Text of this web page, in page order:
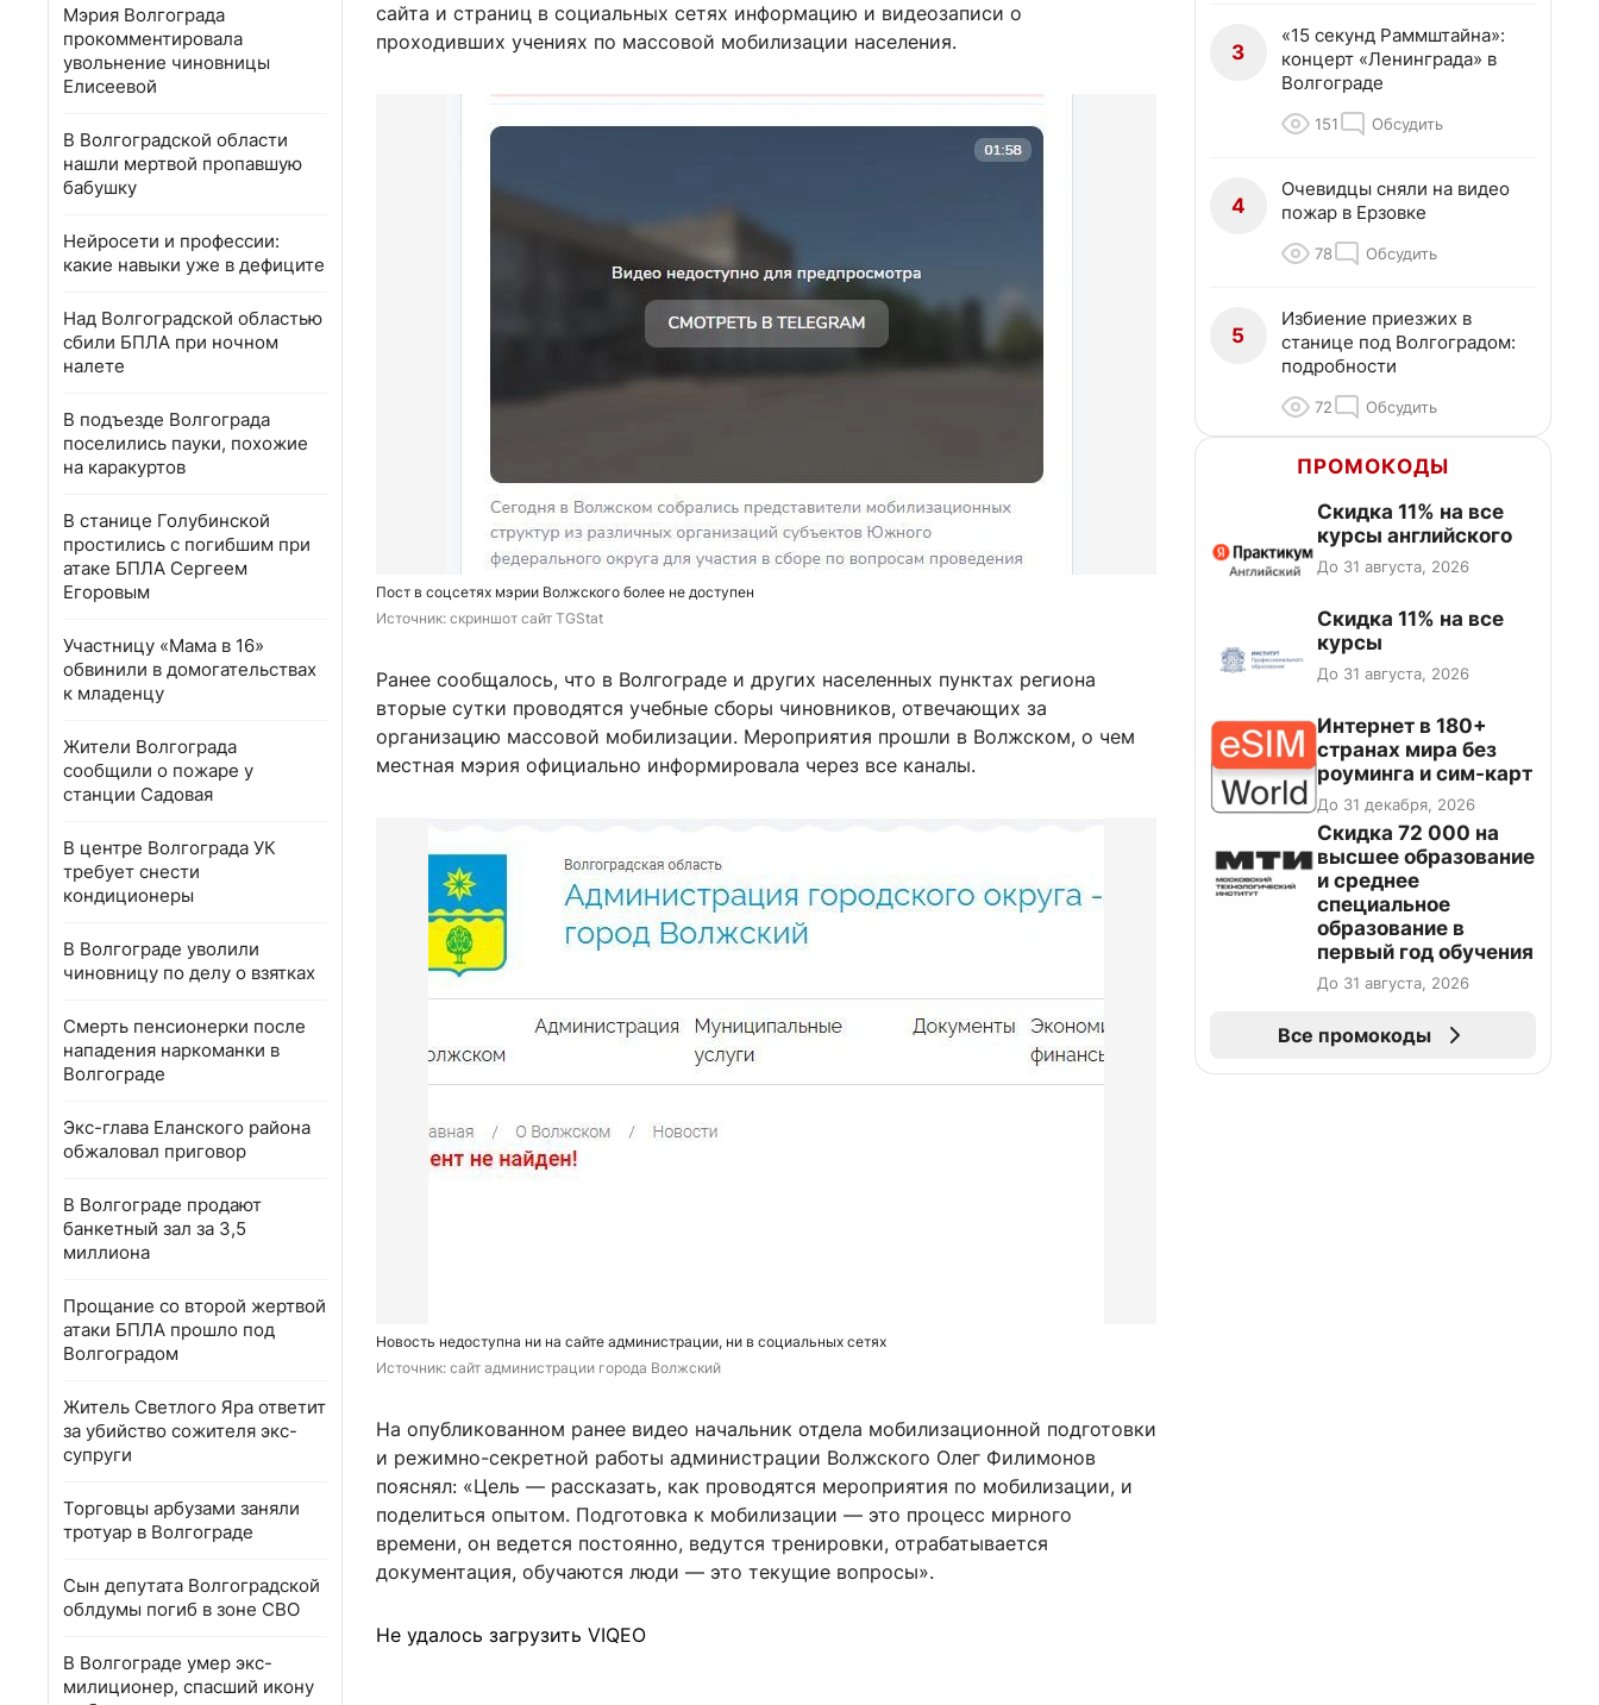
Мэрия Волгограда
прокомментировала
увольнение чиновницы
Елисеевой
В Волгоградской области
нашли мертвой пропавшую
бабушку
Нейросети и профессии:
какие навыки уже в дефиците
Над Волгоградской областью
сбили БПЛА при ночном
налете
В подъезде Волгограда
поселились пауки, похожие
на каракуртов
В станице Голубинской
простились с погибшим при
атаке БПЛА Сергеем
Егоровым
Участницу «Мама в 16»
обвинили в домогательствах
к младенцу
Жители Волгограда
сообщили о пожаре у
станции Садовая
В центре Волгограда УК
требует снести
кондиционеры
В Волгограде уволили
чиновницу по делу о взятках
Смерть пенсионерки после
нападения наркоманки в
Волгограде
Экс-глава Еланского района
обжаловал приговор
В Волгограде продают
банкетный зал за 3,5
миллиона
Прощание со второй жертвой
атаки БПЛА прошло под
Волгоградом
Житель Светлого Яра ответит
за убийство сожителя экс-
супруги
Торговцы арбузами заняли
тротуар в Волгограде
Сын депутата Волгоградской
облдумы погиб в зоне СВО
В Волгограде умер экс-
милиционер, спасший икону
сайта и страниц в социальных сетях информацию и видеозаписи о
проходивших учениях по массовой мобилизации населения.
Пост в соцсетях мэрии Волжского более не доступен
Источник: скриншот сайт TGStat
Ранее сообщалось, что в Волгограде и других населенных пунктах региона
вторые сутки проводятся учебные сборы чиновников, отвечающих за
организацию массовой мобилизации. Мероприятия прошли в Волжском, о чем
местная мэрия официально информировала через все каналы.
Новость недоступна ни на сайте администрации, ни в социальных сетях
Источник: сайт администрации города Волжский
На опубликованном ранее видео начальник отдела мобилизационной подготовки
и режимно-секретной работы администрации Волжского Олег Филимонов
пояснял: «Цель — рассказать, как проводятся мероприятия по мобилизации, и
поделиться опытом. Подготовка к мобилизации — это процесс мирного
времени, он ведется постоянно, ведутся тренировки, отрабатывается
документация, обучаются люди — это текущие вопросы».
Не удалось загрузить VIQEO
3
«15 секунд Раммштайна»:
концерт «Ленинграда» в
Волгограде
151 Обсудить
4
Очевидцы сняли на видео
пожар в Ерзовке
78 Обсудить
5
Избиение приезжих в
станице под Волгоградом:
подробности
72 Обсудить
ПРОМОКОДЫ
Скидка 11% на все
курсы английского
До 31 августа, 2026
Скидка 11% на все
курсы
До 31 августа, 2026
Интернет в 180+
странах мира без
роуминга и сим-карт
До 31 декабря, 2026
Скидка 72 000 на
высшее образование
и среднее
специальное
образование в
первый год обучения
До 31 августа, 2026
Все промокоды